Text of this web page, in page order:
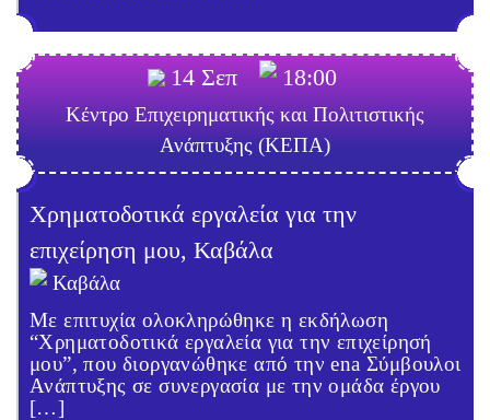
14 Σεπ 18:00
Κέντρο Επιχειρηματικής και Πολιτιστικής
Ανάπτυξης (ΚΕΠΑ)
Χρηματοδοτικά εργαλεία για την
επιχείρηση μου, Καβάλα
Καβάλα
Με επιτυχία ολοκληρώθηκε η εκδήλωση
“Χρηματοδοτικά εργαλεία για την επιχείρησή
μου”, που διοργανώθηκε από την ena Σύμβουλοι
Ανάπτυξης σε συνεργασία με την ομάδα έργου
[…]